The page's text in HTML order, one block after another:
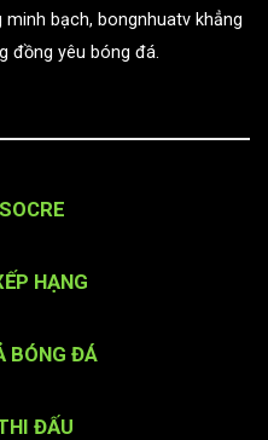
bạch, bongnhuatv khẳng
đồng yêu bóng đá.
HẠNG
BÓNG ĐÁ
ĐẤU